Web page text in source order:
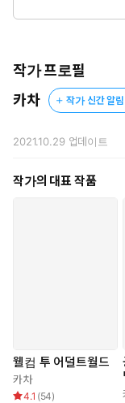
시뻘건 피를 입안에
작가 프로필
카차
작가 신간 알림
2021.10.29 업데이트
작가의 대표 작품
웰컴 투 어덜트월드
카차
4.1 (54)